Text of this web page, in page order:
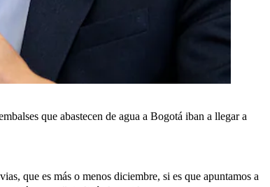
que abastecen de agua a Bogotá iban a llegar a
que es más o menos diciembre, si es que apuntamos a